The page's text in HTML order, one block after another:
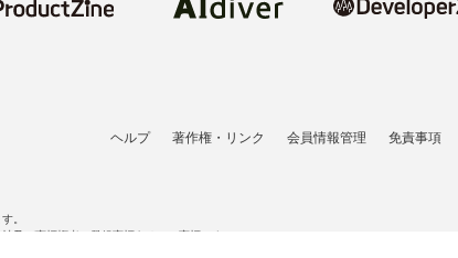
ヘルプ 著作権・リンク 会員情報管理 免責事項
。
及び商標権者の登録商標あるいは商標です。